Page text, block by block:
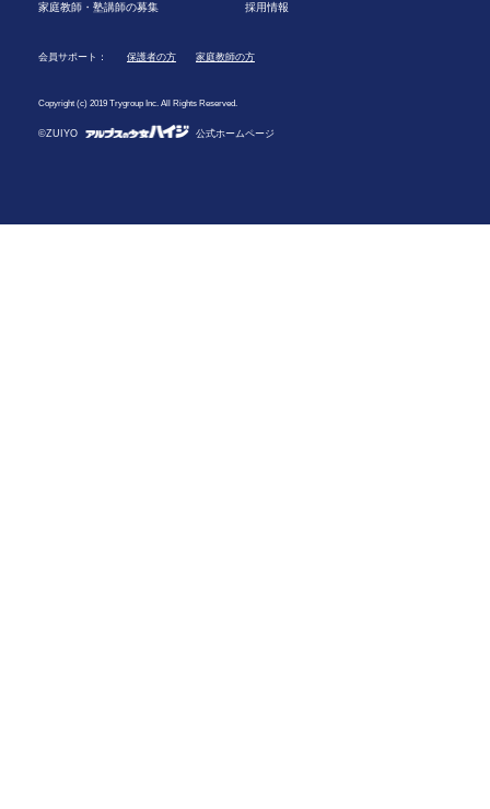
家庭教師・塾講師の募集
採用情報
会員サポート： 保護者の方 家庭教師の方
Copyright (c) 2019 Trygroup Inc. All Rights Reserved.
©ZUIYO 公式ホームページ